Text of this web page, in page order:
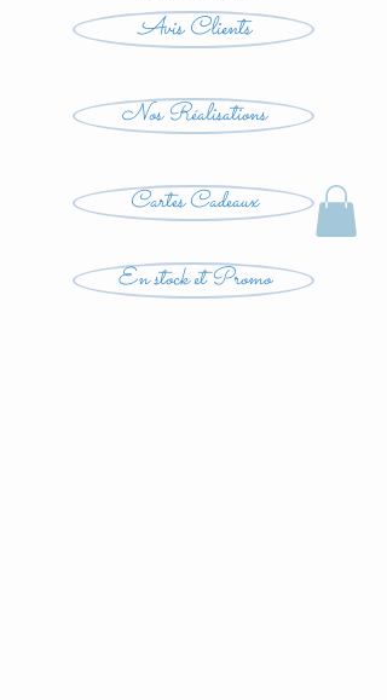
Avis Clients
Nos Réalisations
Cartes Cadeaux
En stock et Promo